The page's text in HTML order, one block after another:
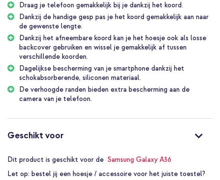
gebruiksgemak. Bovendien is het koord vervaardigd uit satijnen
materiaal en voelt zacht aan. Hierdoor is het koord comfortabel
te dragen zonder dat het in je huid snijdt. Met de handige gesp pas
je het koord gemakkelijk aan naar de gewenste lengte. Verleng het
koord wanneer je deze als cross-body wilt dragen of maak het
koord korter wanneer je deze om je pols wikkelt. Daarnaast is het
losse backcover gebruiken.
Altijd je handen vrij
Wanneer je staat te dansen op een festival, geniet van een dagje
telefoon gemakkelijk bij je dankzij het koord. Bovendien blijft het
dunne ontwerp van de hoes.
Dagelijkse bescherming van jouw smartphone
Het schokabsorberende materiaal zorgt voor dagelijkse
bescherming van jouw smartphone. De hoes is vervaardigd uit
Draag je telefoon gemakkelijk bij je dankzij het koord.
Dankzij de handige gesp pas je het koord gemakkelijk aan naar
de gewenste lengte.
Dankzij het afneembare koord kan je het hoesje ook als losse
backcover gebruiken en wissel je gemakkelijk af tussen
verschillende koorden.
Dagelijkse bescherming van je smartphone dankzij het
schokabsorberende, siliconen materiaal.
De verhoogde randen bieden extra bescherming aan de
camera van je telefoon.
Geschikt voor
Dit product is geschikt voor de Samsung Galaxy A36
Let op: bestel jij een hoesje / accessoire voor het juiste toestel?